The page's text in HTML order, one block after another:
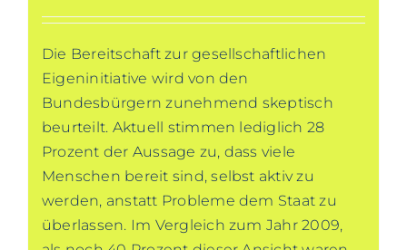
Die Bereitschaft zur gesellschaftlichen
Eigeninitiative wird von den
Bundesbürgern zunehmend skeptisch
beurteilt. Aktuell stimmen lediglich 28
Prozent der Aussage zu, dass viele
Menschen bereit sind, selbst aktiv zu
werden, anstatt Probleme dem Staat zu
überlassen. Im Vergleich zum Jahr 2009,